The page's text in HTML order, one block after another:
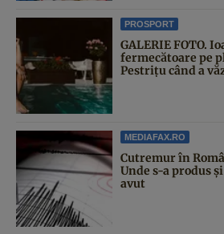
PROSPORT
GALERIE FOTO.
fermecătoare pe
Pestrițu când a
MEDIAFAX.RO
Cutremur în
Unde s-a produs
avut